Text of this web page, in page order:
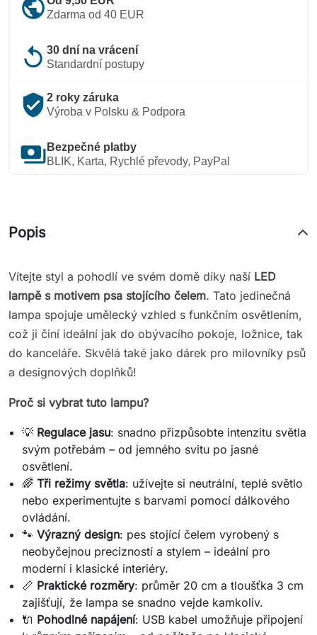
publicZdarma od 40 EUR
replay 30 dní na vrácení
Standardní postupy
verified_user 2 roky záruka
Výroba v Polsku & Podpora
payments Bezpečné platby
BLIK, Karta, Rychlé převody, PayPal
Popis
Vítejte styl a pohodlí ve svém domě díky naší LED
lampě s motivem psa stojícího čelem. Tato jedinečná
lampa spojuje umělecký vzhled s funkčním osvětlením,
což ji činí ideální jak do obývacího pokoje, ložnice, tak
do kanceláře. Skvělá také jako dárek pro milovníky psů
a designových doplňků!
Proč si vybrat tuto lampu?
💡 Regulace jasu: snadno přizpůsobte intenzitu světla
svým potřebám – od jemného svitu po jasné
osvětlení.
🌈Tři režimy světla: užívejte si neutrální, teplé světlo
nebo experimentujte s barvami pomocí dálkového
ovládání.
🐾Výrazný design: pes stojící čelem vyrobený s
neobyčejnou precizností a stylem – ideální pro
moderní i klasické interiéry.
📏 Praktické rozměry: průměr 20 cm a tloušťka 3 cm
zajišťují, že lampa se snadno vejde kamkoliv.
🔌 Pohodlné napájení: USB kabel umožňuje připojení